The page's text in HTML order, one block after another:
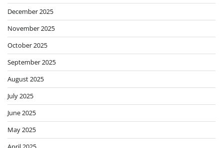
December 2025
November 2025
October 2025
September 2025
August 2025
July 2025
June 2025
May 2025